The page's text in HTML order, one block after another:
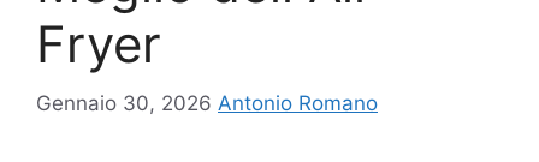
Fryer
Gennaio 30, 2026 Antonio Romano